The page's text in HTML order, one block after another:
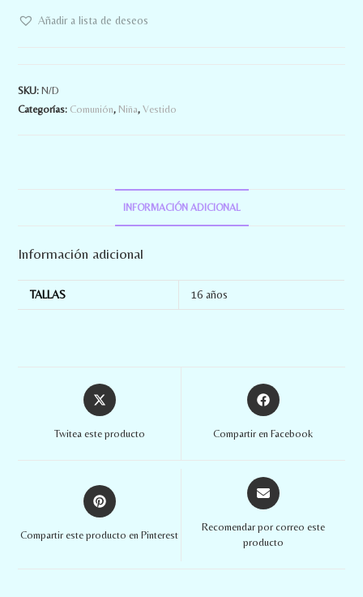
Añadir a lista de deseos
SKU:N/D
Categorías: Comunión, Niña,Vestido
INFORMACIÓN ADICIONAL
Información adicional
TALLAS 16 años
Twitea este producto Compartir en Facebook
Compartir este producto en Pinterest
Recomendar por correo este
producto